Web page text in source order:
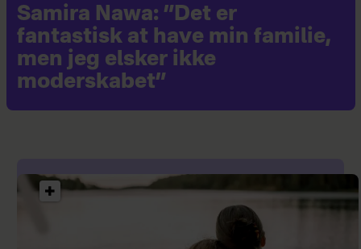
Samira Nawa: ”Det er
fantastisk at have min familie,
men jeg elsker ikke
moderskabet”